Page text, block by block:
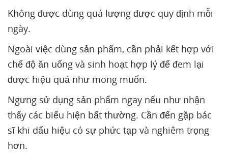
Không được dùng quá lượng được quy định mỗi
ngày.
Ngoài việc dùng sản phẩm, cần phải kết hợp với
chế độ ăn uống và sinh hoạt hợp lý để đem lại
được hiệu quả như mong muốn.
Ngưng sử dụng sản phẩm ngay nếu như nhận
thấy các biểu hiện bất thường. Cần đến gặp bác
sĩ khi dấu hiệu có sự phức tạp và nghiêm trọng
hơn.